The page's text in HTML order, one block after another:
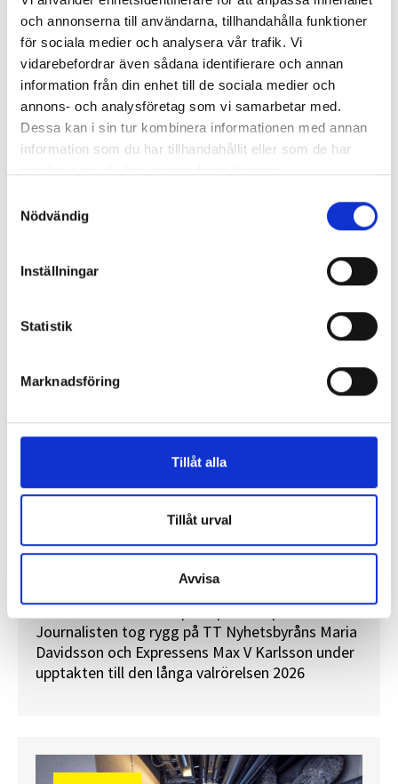
och annonserna till användarna, tillhandahålla funktioner
för sociala medier och analysera vår trafik. Vi
vidarebefordrar även sådana identifierare och annan
information från din enhet till de sociala medier och
annons- och analysföretag som vi samarbetar med.
Dessa kan i sin tur kombinera informationen med annan
information som du har tillhandahållit eller som de har
Nödvändig
Inställningar
Statistik
Marknadsföring
Tillåt alla
Tillåt urval
Avvisa
Enorma skillnader mellan
chefredaktörerna
REPORTAGE
”Valåret känns som att sprinta ett
maraton”
En välfylld telefonbok och foträta skor – två
centrala arbetsredskap för politikreportrar.
Journalisten tog rygg på TT Nyhetsbyråns Maria
Davidsson och Expressens Max V Karlsson under
upptakten till den långa valrörelsen 2026